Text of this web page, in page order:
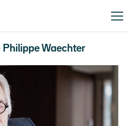
Philippe Waechter